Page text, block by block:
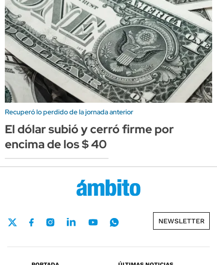
Recuperó lo perdido de la jornada anterior
El dólar subió y cerró firme por
encima de los $ 40
NEWSLETTER